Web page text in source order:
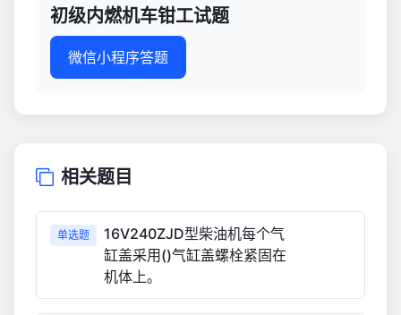
初级内燃机车钳工试题
微信小程序答题
相关题目
单选题
16V240ZJD型柴油机每个气
缸盖采用()气缸盖螺栓紧固在
机体上。